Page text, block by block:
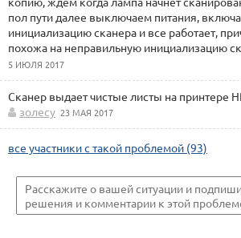
пол пути далее выключаем питания,
инициализацию сканера и все работает,
похожа на неправильную инициализацию
5 ИЮЛЯ 2017
Сканер выдает чистые листы на принтере
золесу 23 МАЯ 2017
все участники с такой проблемой (93)